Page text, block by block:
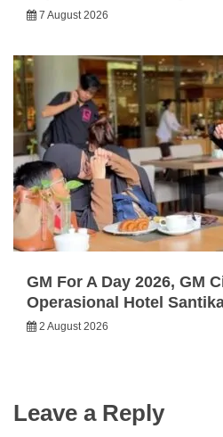
7 August 2026
GM For A Day 2026, GM
Operasional Hotel
2 August 2026
Leave a Reply